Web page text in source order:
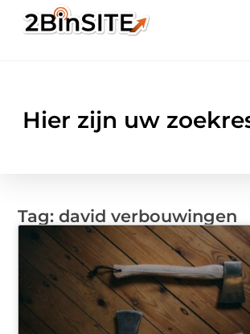
Hier zijn uw
Tag: david verbouwingen